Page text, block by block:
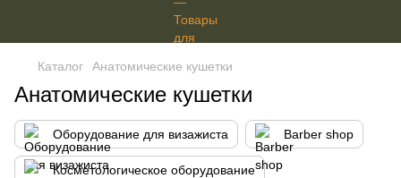
Каталог Анатомические кушетки
Анатомические кушетки
Оборудование для визажиста Barber shop
Косметологическое оборудование